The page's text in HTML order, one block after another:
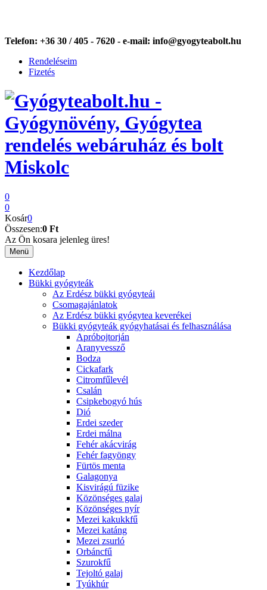
Telefon: +36 30 / 405 - 7620 - e-mail: info@gyogyteabolt.hu
Rendeléseim
Fizetés
0
0
Kosár0
Összesen:0 Ft
Az Ön kosara jelenleg üres!
Menü
Kezdőlap
Bükki gyógyteák
Az Erdész bükki gyógyteái
Csomagajánlatok
Az Erdész bükki gyógytea keverékei
Bükki gyógyteák gyógyhatásai és felhasználása
Apróbojtorján
Aranyvessző
Bodza
Cickafark
Citromfűlevél
Csalán
Csipkebogyó hús
Dió
Erdei szeder
Erdei málna
Fehér akácvirág
Fehér fagyöngy
Fürtös menta
Galagonya
Kisvirágú füzike
Közönséges galaj
Közönséges nyír
Mezei kakukkfű
Mezei katáng
Mezei zsurló
Orbáncfű
Szurokfű
Tejoltó galaj
Tyúkhúr